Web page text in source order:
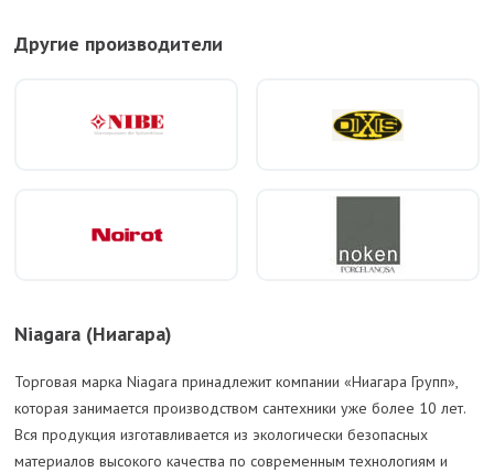
Другие производители
Niagara (Ниагара)
Торговая марка Niagara принадлежит компании «Ниагара Групп»,
которая занимается производством сантехники уже более 10 лет.
Вся продукция изготавливается из экологически безопасных
материалов высокого качества по современным технологиям и